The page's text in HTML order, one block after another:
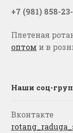
+7 (981) 858-
Плетеная
оптом и в
Наши соц-
Вконтакте